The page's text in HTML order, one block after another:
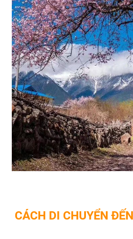
CÁCH DI CHUYỂN